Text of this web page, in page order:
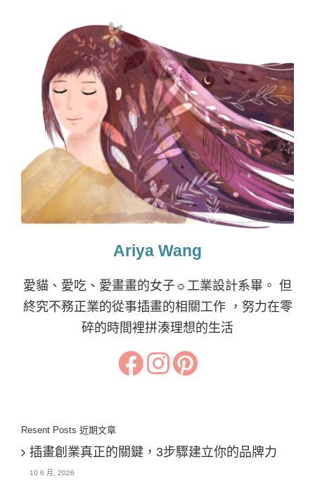
Ariya Wang
愛貓、愛吃、愛畫畫的女子☼工業設計系畢。 但
終究不務正業的從事插畫的相關工作 ，努力在零
碎的時間裡拼湊理想的生活
Resent Posts 近期文章
插畫創業真正的關鍵，3步驟建立你的品牌力
10 6 月, 2026